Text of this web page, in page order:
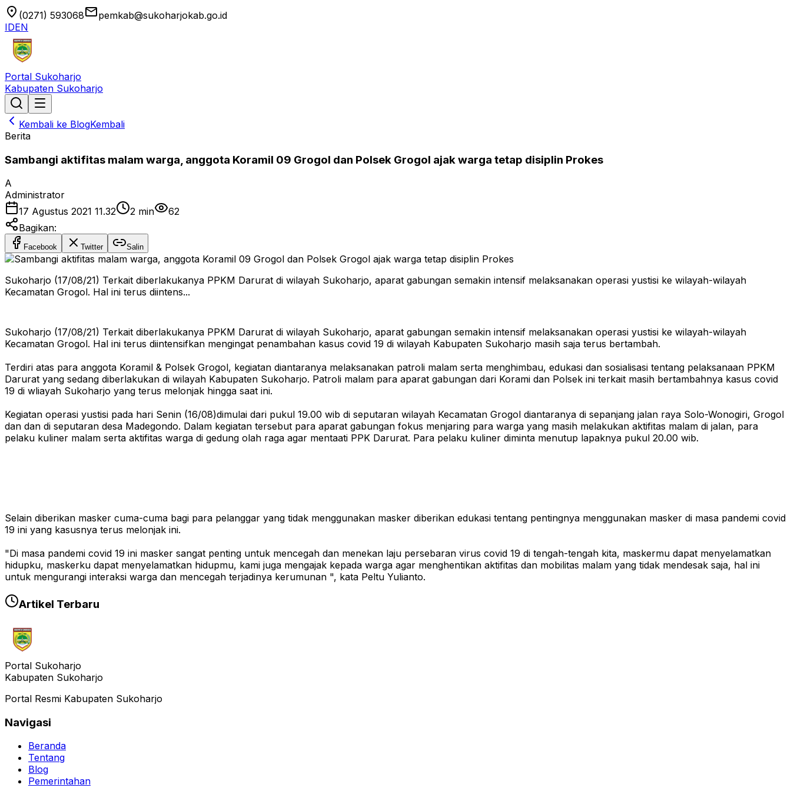
location_on (0271) 593068emailpemkab@sukoharjokab.go.id
IDEN
Portal Sukoharjo
Kabupaten Sukoharjo
Kembali ke BlogKembali
Berita
Sambangi aktifitas malam warga, anggota Koramil 09 Grogol dan Polsek Grogol ajak warga tetap disiplin Prokes
A
Administrator
17 Agustus 2021 11.32
2 min
62
Bagikan:
Facebook Twitter Salin
Sukoharjo (17/08/21) Terkait diberlakukanya PPKM Darurat di wilayah Sukoharjo, aparat gabungan semakin intensif melaksanakan operasi yustisi ke wilayah-wilayah
Kecamatan Grogol. Hal ini terus diintens...
Sukoharjo (17/08/21) Terkait diberlakukanya PPKM Darurat di wilayah Sukoharjo, aparat gabungan semakin intensif melaksanakan operasi yustisi ke wilayah-wilayah
Kecamatan Grogol. Hal ini terus diintensifkan mengingat penambahan kasus covid 19 di wilayah Kabupaten Sukoharjo masih saja terus bertambah.
Terdiri atas para anggota Koramil & Polsek Grogol, kegiatan diantaranya melaksanakan patroli malam serta menghimbau, edukasi dan sosialisasi tentang pelaksanaan PPKM
Darurat yang sedang diberlakukan di wilayah Kabupaten Sukoharjo. Patroli malam para aparat gabungan dari Korami dan Polsek ini terkait masih bertambahnya kasus covid
19 di wliayah Sukoharjo yang terus melonjak hingga saat ini.
Kegiatan operasi yustisi pada hari Senin (16/08)dimulai dari pukul 19.00 wib di seputaran wilayah Kecamatan Grogol diantaranya di sepanjang jalan raya Solo-Wonogiri, Grogol
dan dan di seputaran desa Madegondo. Dalam kegiatan tersebut para aparat gabungan fokus menjaring para warga yang masih melakukan aktifitas malam di jalan, para
pelaku kuliner malam serta aktifitas warga di gedung olah raga agar mentaati PPK Darurat. Para pelaku kuliner diminta menutup lapaknya pukul 20.00 wib.
Selain diberikan masker cuma-cuma bagi para pelanggar yang tidak menggunakan masker diberikan edukasi tentang pentingnya menggunakan masker di masa pandemi covid
19 ini yang kasusnya terus melonjak ini.
"Di masa pandemi covid 19 ini masker sangat penting untuk mencegah dan menekan laju persebaran virus covid 19 di tengah-tengah kita, maskermu dapat menyelamatkan
hidupku, maskerku dapat menyelamatkan hidupmu, kami juga mengajak kepada warga agar menghentikan aktifitas dan mobilitas malam yang tidak mendesak saja, hal ini
untuk mengurangi interaksi warga dan mencegah terjadinya kerumunan ", kata Peltu Yulianto.
Artikel Terbaru
Portal Sukoharjo
Kabupaten Sukoharjo
Portal Resmi Kabupaten Sukoharjo
Navigasi
Beranda
Tentang
Blog
Pemerintahan